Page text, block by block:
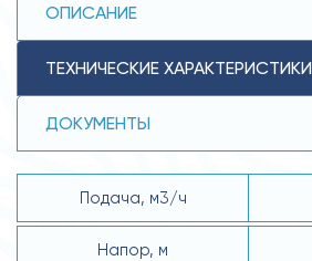
ОПИСАНИЕ
ТЕХНИЧЕСКИЕ ХАРАКТЕРИСТИКИ
ДОКУМЕНТЫ
Подача, м3/ч
Напор, м